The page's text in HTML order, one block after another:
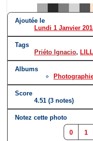
Ajoutée le
Lundi 1 Janvier
Tags
Priéto Ignacio,
Albums
Score
4.51 (3 notes)
Notez cette photo
0 1